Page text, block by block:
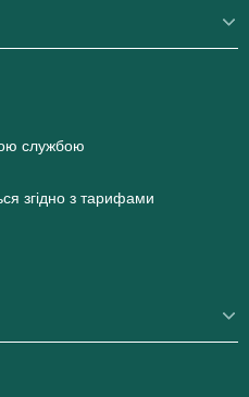
службою
згідно з тарифами